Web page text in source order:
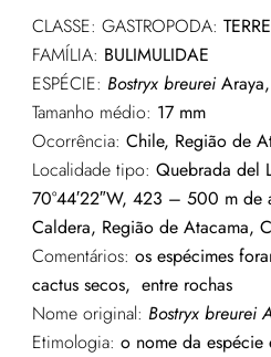
CLASSE: GASTROPODA:
FAMÍLIA: BULIMULIDAE
ESPÉCIE: Bostryx breurei
Tamanho médio: 17mm
Ocorrência: Chile, Região de
Localidade tipo: Quebrada del
70°44′22″W, 423 – 500 m de
Caldera, Região de Atacama,
Comentários: os espécimes
cactus secos, entre rochas
Nome original: Bostryx breurei
Etimologia: o nome da espécie